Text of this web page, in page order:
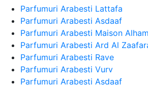
Parfumuri Arabesti Lattafa
Parfumuri Arabesti Asdaaf
Parfumuri Arabesti Maison
Parfumuri Arabesti Ard Al
Parfumuri Arabesti Rave
Parfumuri Arabesti Vurv
Parfumuri Arabesti Asdaaf